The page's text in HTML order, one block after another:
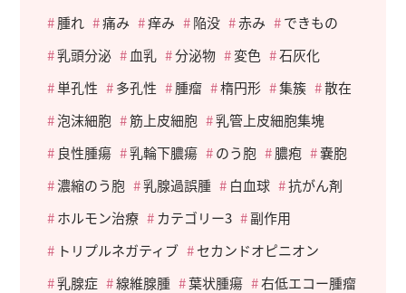
腫れ
痛み 痒み 陥没 赤み
できもの
乳頭分泌
血乳 分泌物 変色
石灰化
単孔性
多孔性 腫瘤 楕円形 集簇
散在
泡沫細胞
筋上皮細胞
乳管上皮細胞集塊
良性腫瘍
乳輪下膿瘍 のう胞 膿疱
嚢胞
濃縮のう胞
乳腺過誤腫 白血球
抗がん剤
ホルモン治療
カテゴリー3
副作用
トリプルネガティブ
セカンドオピニオン
乳腺症
線維腺腫 葉状腫瘍
右低エコー腫瘤